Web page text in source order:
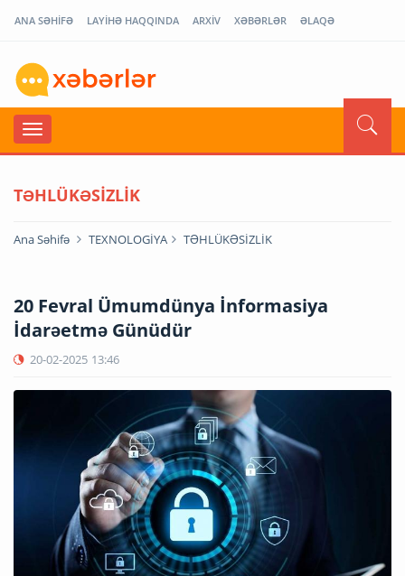
ANA SƏHİFƏ LAYİHƏ HAQQINDA ARXİV XƏBƏRLƏR ƏLAQƏ
TƏHLÜKƏSİZLİK
Ana Səhifə TEXNOLOGİYA TƏHLÜKƏSİZLİK
20 Fevral Ümumdünya İnformasiya
İdarəetmə Günüdür
20-02-2025 13:46